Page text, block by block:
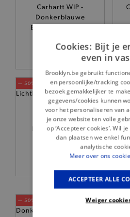
Carhartt WIP -
Donkerblauwe
Eightynine Coach
149,95
— 50% *
Carhartt WIP -
Lichtbruine Kelly
hemdjas
139,95
— 50% *
Cookies: Bijt je
even in
Brooklyn.be gebruikt
en persoonlijke/tracking
bezoek gemakkelijker te
gegevens/cookies kunnen
voor het personaliseren van
je onze website ten volle
op ‘Accepteer cookies’. Wil
dan plaatsen we enkel
analytische
Meer over ons
ACCEPTEER ALLE
Weiger